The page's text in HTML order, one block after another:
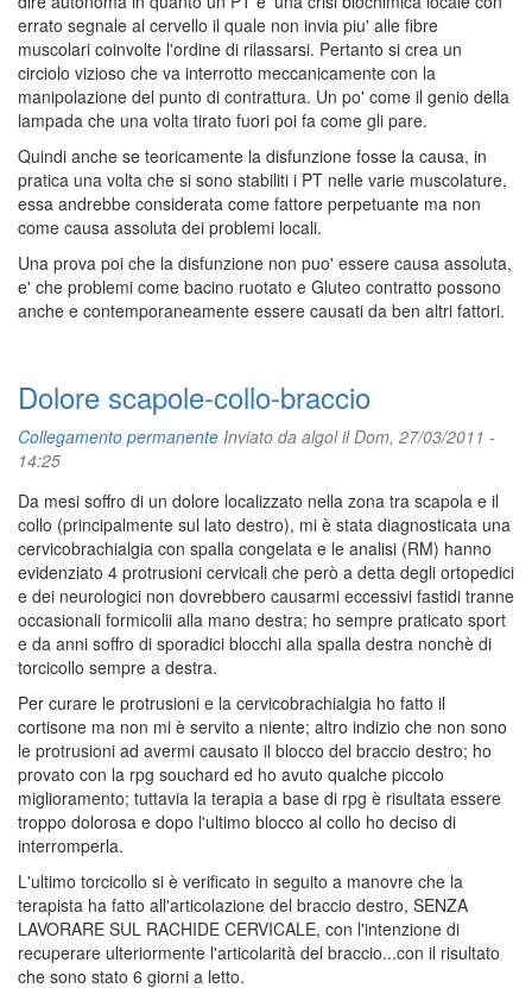
errato segnale al cervello il quale non invia piu' alle fibre
muscolari coinvolte l'ordine di rilassarsi. Pertanto si crea un
circiolo vizioso che va interrotto meccanicamente con la
manipolazione del punto di contrattura. Un po' come il genio della
lampada che una volta tirato fuori poi fa come gli pare.
Quindi anche se teoricamente la disfunzione fosse la causa, in
pratica una volta che si sono stabiliti i PT nelle varie muscolature,
essa andrebbe considerata come fattore perpetuante ma non
come causa assoluta dei problemi locali.
Una prova poi che la disfunzione non puo' essere causa assoluta,
e' che problemi come bacino ruotato e Gluteo contratto possono
anche e contemporaneamente essere causati da ben altri fattori.
Dolore scapole-collo-braccio
Collegamento permanente Inviato da algolil Dom, 27/03/2011 -
14:25
Da mesi soffro di un dolore localizzato nella zona tra scapola e il
collo (principalmente sul lato destro), mi è stata diagnosticata una
cervicobrachialgia con spalla congelata e le analisi (RM) hanno
evidenziato 4 protrusioni cervicali che però a detta degli ortopedici
e dei neurologici non dovrebbero causarmi eccessivi fastidi tranne
occasionali formicolii alla mano destra; ho sempre praticato sport
e da anni soffro di sporadici blocchi alla spalla destra nonchè di
torcicollo sempre a destra.
Per curare le protrusioni e la cervicobrachialgia ho fatto il
cortisone ma non mi è servito a niente; altro indizio che non sono
le protrusioni ad avermi causato il blocco del braccio destro; ho
provato con la rpg souchard ed ho avuto qualche piccolo
miglioramento; tuttavia la terapia a base di rpg è risultata essere
troppo dolorosa e dopo l'ultimo blocco al collo ho deciso di
interromperla.
L'ultimo torcicollo si è verificato in seguito a manovre che la
terapista ha fatto all'articolazione del braccio destro, SENZA
LAVORARE SUL RACHIDE CERVICALE, con l'intenzione di
recuperare ulteriormente l'articolarità del braccio...con il risultato
che sono stato 6 giorni a letto.